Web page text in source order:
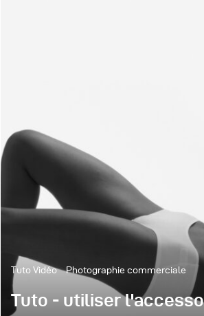
Tuto Vidéo Photographie commerciale
Tuto - utiliser